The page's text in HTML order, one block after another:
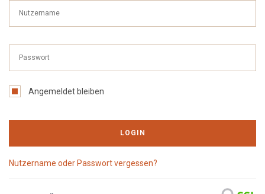
Angemeldet bleiben
LOGIN
Nutzername oder Passwort vergessen?